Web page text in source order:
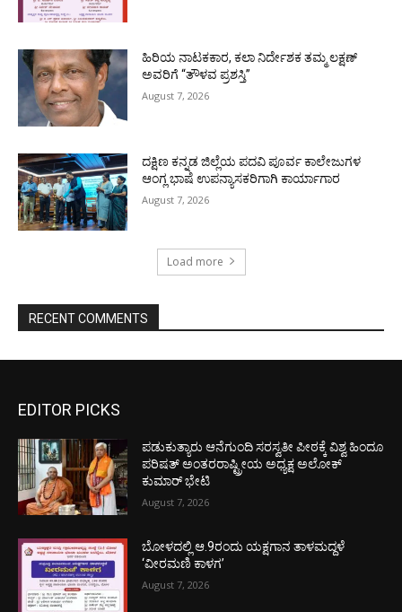
ಹಿರಿಯ ನಾಟಕಕಾರ, ಕಲಾ ನಿರ್ದೇಶಕ ತಮ್ಮ ಲಕ್ಷಣ್
ಅವರಿಗೆ “ತೌಳವ ಪ್ರಶಸ್ತಿ”
August 7, 2026
ದಕ್ಷಿಣ ಕನ್ನಡ ಜಿಲ್ಲೆಯ ಪದವಿ ಪೂರ್ವ ಕಾಲೇಜುಗಳ
ಆಂಗ್ಲ ಭಾಷೆ ಉಪನ್ಯಾಸಕರಿಗಾಗಿ ಕಾರ್ಯಾಗಾರ
August 7, 2026
Load more
RECENT COMMENTS
EDITOR PICKS
ಪಡುಕುತ್ಯಾರು ಆನೆಗುಂದಿ ಸರಸ್ವತೀ ಪೀಠಕ್ಕೆ ವಿಶ್ವ ಹಿಂದೂ
ಪರಿಷತ್ ಅಂತರರಾಷ್ಟ್ರೀಯ ಅಧ್ಯಕ್ಷ ಅಲೋಕ್
ಕುಮಾರ್ ಭೇಟಿ
August 7, 2026
ಬೋಳದಲ್ಲಿ ಆ.9ರಂದು ಯಕ್ಷಗಾನ ತಾಳಮದ್ದಳೆ
‘ವೀರಮಣಿ ಕಾಳಗ’
August 7, 2026